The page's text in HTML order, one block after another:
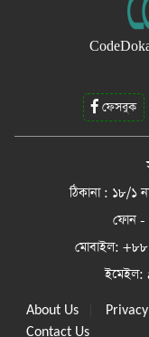
ফেসবুক
ঠিকানা : ১৮/১
ফোন
মোবাইল:
ইমেইল:
About Us
Contact Us